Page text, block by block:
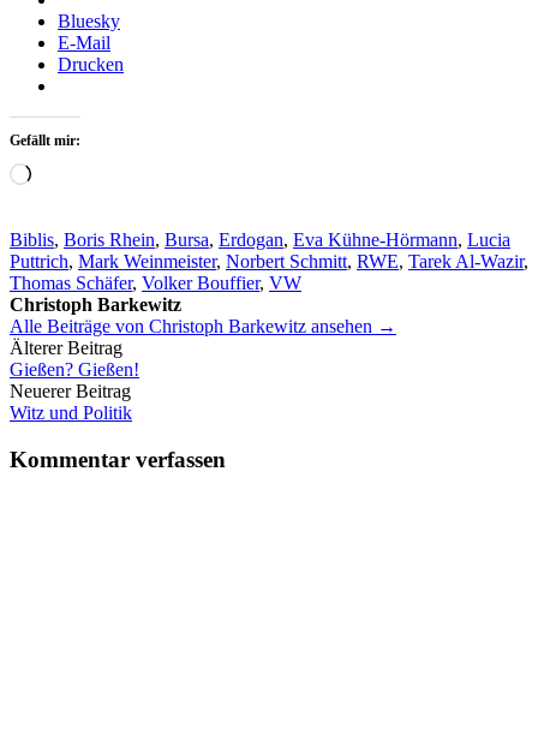
Bluesky
E-Mail
Drucken
Gefällt mir:
Wird
Biblis, Boris Rhein, Bursa, Erdogan, Eva Kühne-Hörmann, Lucia
Puttrich, Mark Weinmeister, Norbert Schmitt, RWE, Tarek Al-Wazir,
Thomas Schäfer, Volker Bouffier, VW
Christoph Barkewitz
Alle Beiträge von Christoph Barkewitz ansehen →
Beitrags-
Navigation
Älterer Beitrag
Gießen? Gießen!
Neuerer Beitrag
Witz und Politik
Kommentar verfassen